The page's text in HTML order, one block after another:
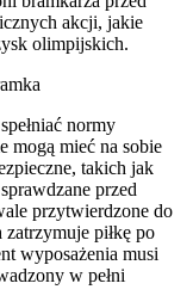
akcji, jakie
olimpijskich.
normy
mogą mieć na sobie
takich jak
przed
przytwierdzone do
zatrzymuje piłkę po
wyposażenia musi
w pełni